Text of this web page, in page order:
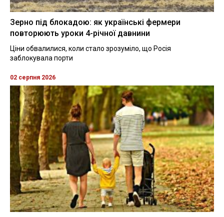
Зерно під блокадою: як українські фермери
повторюють уроки 4-річної давнини
Ціни обвалилися, коли стало зрозуміло, що Росія
заблокувала порти
02 серпня 2026